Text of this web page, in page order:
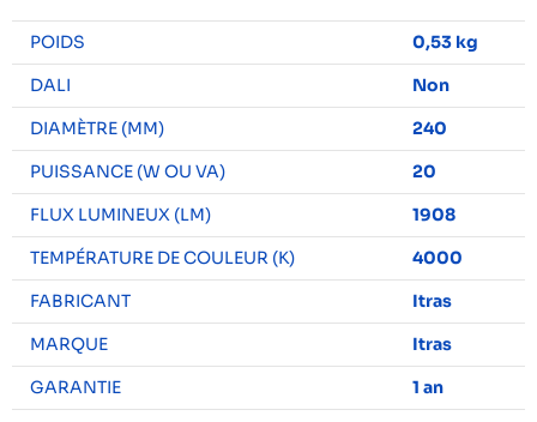
POIDS
0,53 kg
DALI
Non
DIAMÈTRE (MM)
240
PUISSANCE (W OU VA)
20
FLUX LUMINEUX (LM)
1908
TEMPÉRATURE DE COULEUR (K)
4000
FABRICANT
Itras
MARQUE
Itras
GARANTIE
1 an